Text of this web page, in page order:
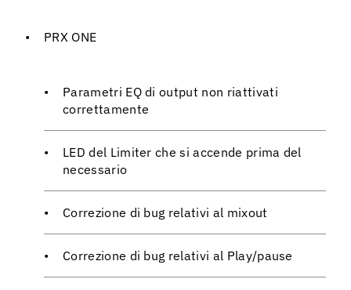
PRX ONE
Parametri EQ di output non riattivati
correttamente
LED del Limiter che si accende prima del
necessario
Correzione di bug relativi al mixout
Correzione di bug relativi al Play/pause